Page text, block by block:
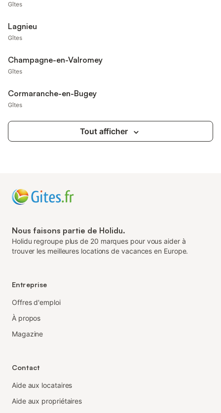
Gîtes
Lagnieu
Gîtes
Champagne-en-Valromey
Gîtes
Cormaranche-en-Bugey
Gîtes
Tout afficher
Nous faisons partie de Holidu.
Holidu regroupe plus de 20 marques pour vous aider à
trouver les meilleures locations de vacances en Europe.
Entreprise
Offres d'emploi
À propos
Magazine
Contact
Aide aux locataires
Aide aux propriétaires